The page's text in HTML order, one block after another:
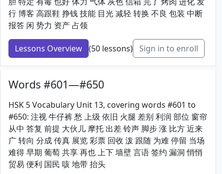
行 博客 高跟鞋 挣钱 技能 目光 减轻 转换 不良 包装 中断
报答 闲 势力 资产 占领
Lessons Overview (50 lessons) Sign in to enroll
Words #601—#650
HSK 5 Vocabulary Unit 13, covering words #601 to
#650: 注视 牛仔裤 愁 上级 依旧 火腿 差别 利润 部位 窗帘
从中 答复 前提 大伙儿 摩托 出差 铃声 脚步 涨 比方 近来
广 转向 分成 传真 展览 彩票 回收 泼 跟随 为难 停留 当场
难得 早期 葡萄 共享 再也 上下 墙壁 言语 签约 漏洞 悄悄
贸易 便利 国民 咳 地带 抬头